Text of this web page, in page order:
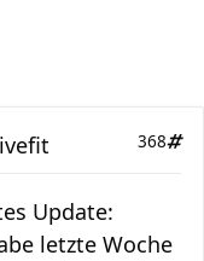
368
Update:
letzte Woche